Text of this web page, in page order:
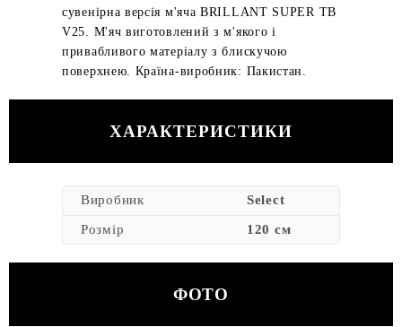
сувенірна версія м'яча BRILLANT SUPER TB
V25. М'яч виготовлений з м'якого і
привабливого матеріалу з блискучою
поверхнею. Країна-виробник: Пакистан.
ХАРАКТЕРИСТИКИ
Виробник Select
Розмір 120 см
ФОТО